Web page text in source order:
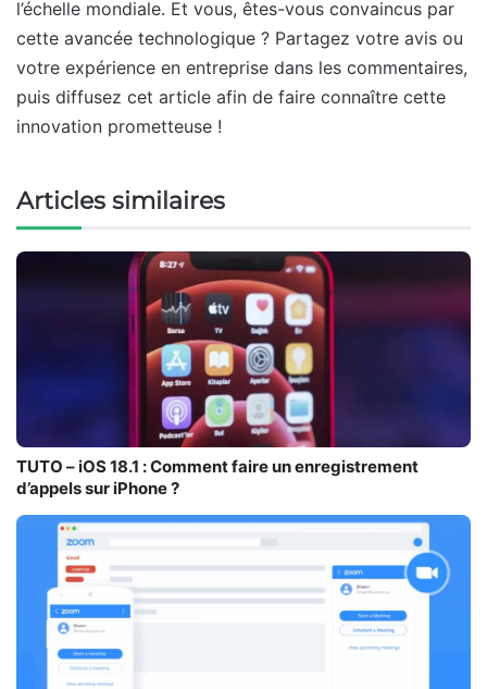
l’échelle mondiale. Et vous, êtes-vous convaincus par
cette avancée technologique ? Partagez votre avis ou
votre expérience en entreprise dans les commentaires,
puis diffusez cet article afin de faire connaître cette
innovation prometteuse !
Articles similaires
TUTO – iOS 18.1 : Comment faire un enregistrement
d’appels sur iPhone ?